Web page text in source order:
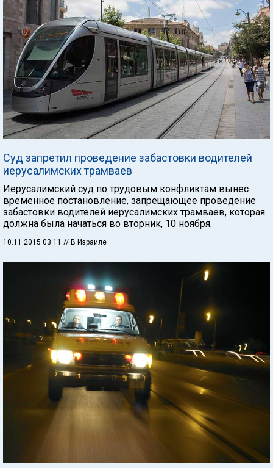
Суд запретил проведение забастовки водителей
иерусалимских трамваев
Иерусалимский суд по трудовым конфликтам вынес
временное постановление, запрещающее проведение
забастовки водителей иерусалимских трамваев, которая
должна была начаться во вторник, 10 ноября.
10.11.2015 03:11 // В Израиле